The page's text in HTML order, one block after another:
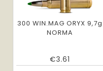
300 WIN.MAG ORYX 9,7g
NORMA
€3.61